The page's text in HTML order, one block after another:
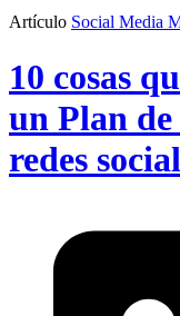
Artículo Social Media
10 cosas
un Plan
redes